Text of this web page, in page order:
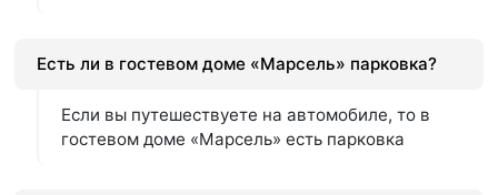
Есть ли в гостевом доме «Марсель» парковка?
Если вы путешествуете на автомобиле, то в
гостевом доме «Марсель» есть парковка